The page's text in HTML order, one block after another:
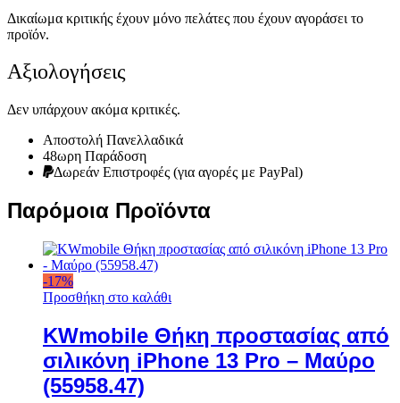
Δικαίωμα κριτικής έχουν μόνο πελάτες που έχουν αγοράσει το
προϊόν.
Αξιολογήσεις
Δεν υπάρχουν ακόμα κριτικές.
Αποστολή Πανελλαδικά
48ωρη Παράδοση
Δωρεάν Eπιστροφές (για αγορές με PayPal)
Παρόμοια Προϊόντα
-17%
Προσθήκη στο καλάθι
KWmobile Θήκη προστασίας από
σιλικόνη iPhone 13 Pro – Μαύρο
(55958.47)